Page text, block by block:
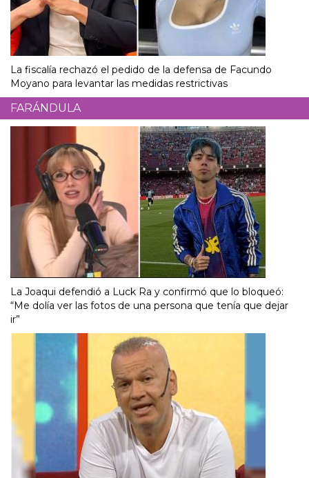
La fiscalía rechazó el pedido de la defensa de Facundo
Moyano para levantar las medidas restrictivas
FARÁNDULA
La Joaqui defendió a Luck Ra y confirmó que lo bloqueó:
“Me dolía ver las fotos de una persona que tenía que dejar
ir”